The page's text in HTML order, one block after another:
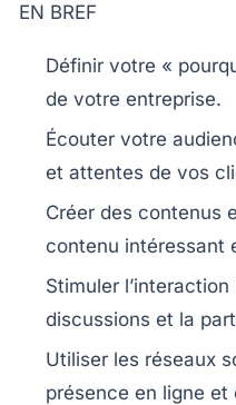
EN BREF
Définir votre «
de votre entreprise.
Écouter votre
et attentes de vos
Créer des contenus
contenu intéressant
Stimuler l’interaction
discussions et la
Utiliser les réseaux
présence en ligne